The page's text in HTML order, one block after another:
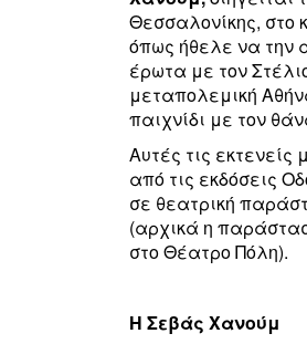
Θεσσαλονίκης, στο
όπως ήθελε να την
έρωτα με τον
μεταπολεμική
παιχνίδι με τον
Αυτές τις εκτενείς
από τις εκδόσεις
σε θεατρική
(αρχικά η
στο Θέατρο Πόλη).
Η Σεβάς Χανούμ